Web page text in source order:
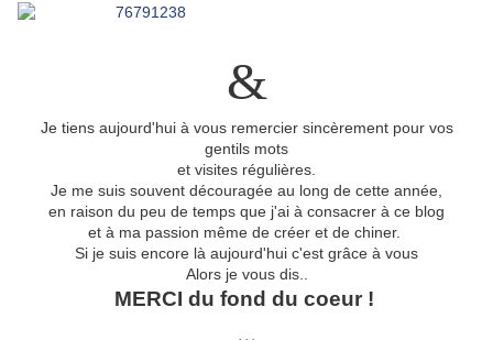
&
Je tiens aujourd'hui à vous remercier sincèrement pour vos
gentils mots
et visites régulières.
Je me suis souvent découragée au long de cette année,
en raison du peu de temps que j'ai à consacrer à ce blog
et à ma passion même de créer et de chiner.
Si je suis encore là aujourd'hui c'est grâce à vous
Alors je vous dis..
MERCI du fond du coeur !